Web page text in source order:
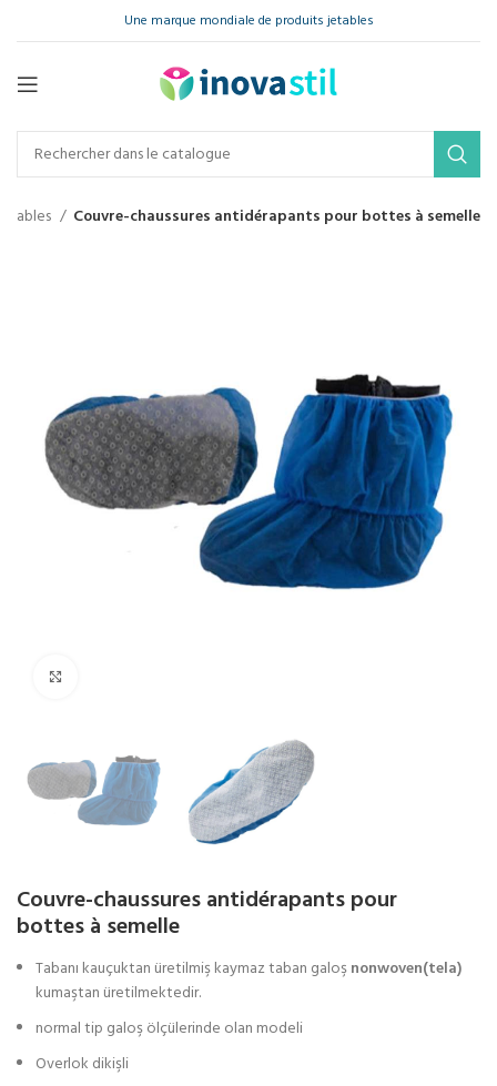
Une marque mondiale de produits jetables
Couvre-chaussures antidérapants pour bottes à semelle
Couvre-chaussures antidérapants pour
bottes à semelle
Tabanı kauçuktan üretilmiş kaymaz taban galoşnonwoven(tela)
kumaştan üretilmektedir.
normal tip galoş ölçülerinde olan modeli
Overlok dikişli